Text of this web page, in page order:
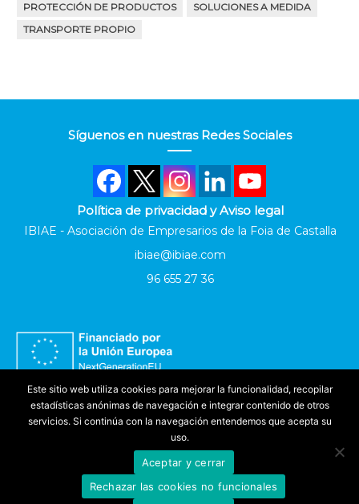
PROTECCIÓN DE PRODUCTOS
SOLUCIONES A MEDIDA
TRANSPORTE PROPIO
Síguenos en nuestras Redes Sociales
Política de privacidad y Aviso legal
IBIAE - Asociación de Empresarios de la Foia de Castalla
ibiae@ibiae.com
96 655 27 36
Accesibilidad
IBIAE2025. Todos los derechos reservados
Este sitio web utiliza cookies para mejorar la funcionalidad, recopilar
estadísticas anónimas de navegación e integrar contenido de otros
servicios. Si continúa con la navegación entendemos que acepta su
uso.
Aceptar y cerrar
Rechazar las cookies no funcionales